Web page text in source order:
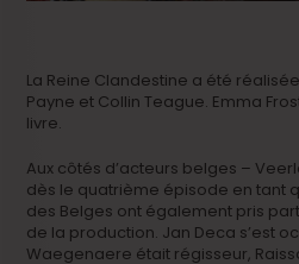
La Reine Clandestine a été
Payne et Collin Teague. Emma
livre.
Aux côtés d’acteurs belges –
dès le quatrième épisode en tant
des Belges ont également pris
de la production. Jan Deca s’est
Waegenaere était régisseur,